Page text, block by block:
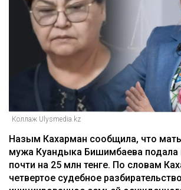
Коллаж Ulysmedia.kz
Назым Кахарман сообщила, что
мужа Куандыка Бишимбаева подала
почти на 25 млн тенге. По словам
четвертое судебное